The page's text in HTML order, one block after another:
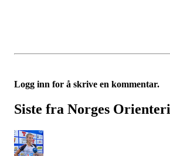
Logg inn for å skrive en kommentar.
Siste fra Norges